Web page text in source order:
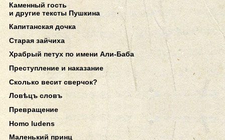
Каменный гость
и другие тексты Пушкина
Капитанская дочка
Старая зайчиха
Храбрый петух по имени Али-Баба
Преступление и наказание
Сколько весит сверчок?
Ловѣцъ словъ
Превращение
Homo ludens
Маленький принц